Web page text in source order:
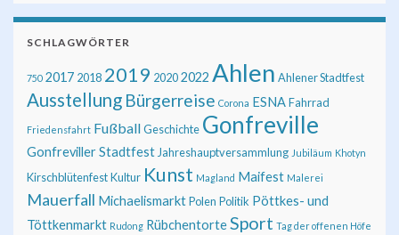
SCHLAGWÖRTER
750 2017 2018 2019 20202022 Ahlen Ahlener Stadtfest
Ausstellung Bürgerreise Corona ESNAFahrrad
Friedensfahrt FußballGeschichte Gonfreville
Gonfreviller Stadtfest Jahreshauptversammlung Jubiläum Khotyn
KirschblütenfestKultur Kunst Magland Maifest Malerei
Mauerfall MichaelismarktPolen Politik Pöttkes- und
Töttkenmarkt Rudong RübchentorteSport Tag der offenen Höfe